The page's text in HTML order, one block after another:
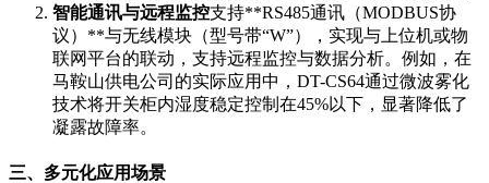
智能通讯与远程监控支持**RS485通讯（MODBUS协
议）**与无线模块（型号带“W”），实现与上位机或物
联网平台的联动，支持远程监控与数据分析。例如，在
马鞍山供电公司的实际应用中，DT-CS64通过微波雾化
技术将开关柜内湿度稳定控制在45%以下，显著降低了
凝露故障率。
三、多元化应用场景